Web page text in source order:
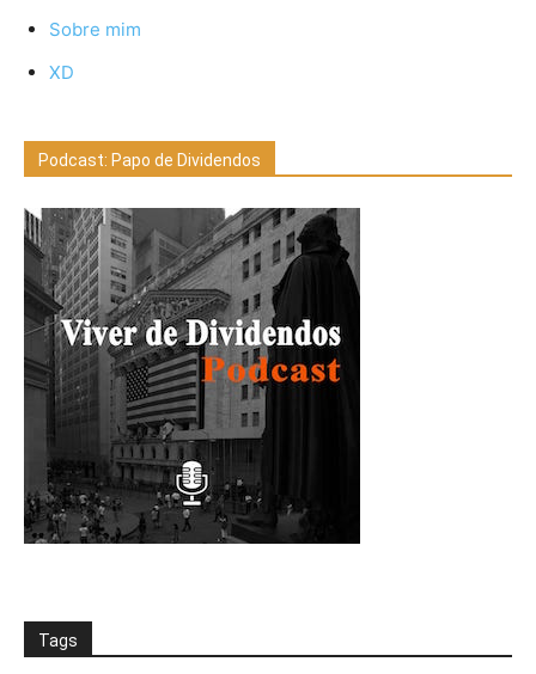
Sobre mim
XD
Podcast: Papo de Dividendos
Tags